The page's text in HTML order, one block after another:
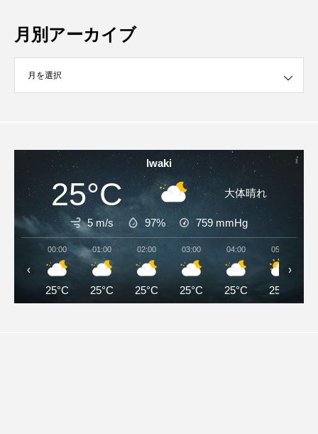
月別アーカイブ
Iwaki
25°C 大体晴れ
5 m/s 97% 759 mmHg
00:00
25°C
01:00
25°C
02:00
25°C
03:00
25°C
04:00
25°C
05:00
25°C
‹ ›